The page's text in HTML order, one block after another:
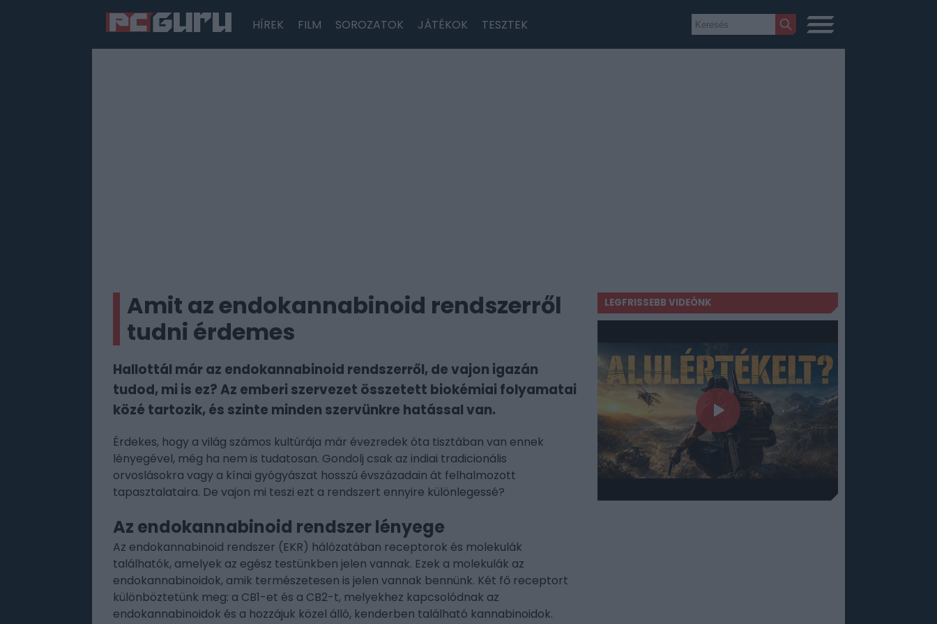
HÍREK FILM SOROZATOK JÁTÉKOK TESZTEK
Amit az endokannabinoid rendszerről
tudni érdemes
Hallottál már az endokannabinoid rendszerről, de vajon igazán
tudod, mi is ez? Az emberi szervezet összetett biokémiai folyamatai
közé tartozik, és szinte minden szervünkre hatással van.
Érdekes, hogy a világ számos kultúrája már évezredek óta tisztában van ennek
lényegével, még ha nem is tudatosan. Gondolj csak az indiai tradicionális
orvoslásokra vagy a kínai gyógyászat hosszú évszázadain át felhalmozott
tapasztalataira. De vajon mi teszi ezt a rendszert ennyire különlegessé?
Az endokannabinoid rendszer lényege
Az endokannabinoid rendszer (EKR) hálózatában receptorok és molekulák
találhatók, amelyek az egész testünkben jelen vannak. Ezek a molekulák az
endokannabinoidok, amik természetesen is jelen vannak bennünk. Két fő receptort
különböztetünk meg: a CB1-et és a CB2-t, melyekhez kapcsolódnak az
endokannabinoidok és a hozzájuk közel álló, kenderben található kannabinoidok.
LEGFRISSEBB VIDEÓNK